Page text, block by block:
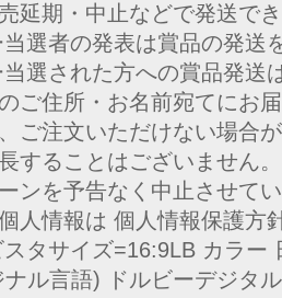
延期・中止などで発送で
選者の発表は賞品の発送
選された方への賞品発送
ご住所・お名前宛てにお
ご注文いただけない場合
することはございません
ンを予告なく中止させて
人情報は 個人情報保護方
タサイズ=16:9LB カラー
ナル言語) ドルビーデジタ